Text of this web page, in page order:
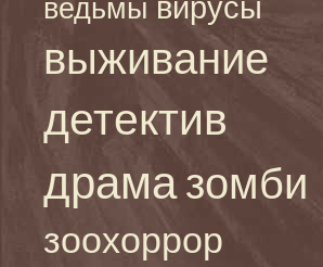
ведьмы вирусы
выживание
детектив
драма зомби
зоохоррор